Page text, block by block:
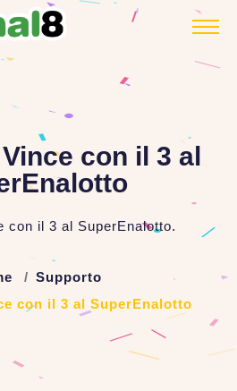
con il 3 al
con il 3 al SuperEnalotto.
Supporto
con il 3 al SuperEnalotto